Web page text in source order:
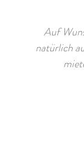
Auf
natürlich